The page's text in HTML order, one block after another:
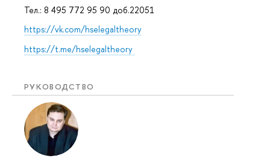
Тел.: 8 495 772 95 90 доб.22051
https://vk.com/hselegaltheory
https://t.me/hselegaltheory
РУКОВОДСТВО